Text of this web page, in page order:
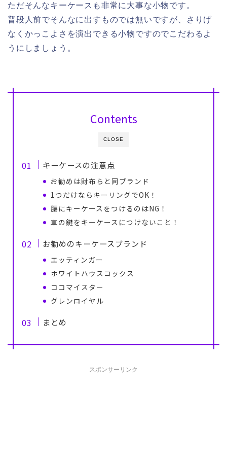
ただそんなキーケースも非常に大事な小物です。
普段人前でそんなに出すものでは無いですが、さりげ
なくかっこよさを演出できる小物ですのでこだわるよ
うにしましょう。
CLOSE
Contents
キーケースの注意点
お勧めは財布らと同ブランド
1つだけならキーリングでOK！
腰にキーケースをつけるのはNG！
車の鍵をキーケースにつけないこと！
お勧めのキーケースブランド
エッティンガー
ホワイトハウスコックス
ココマイスター
グレンロイヤル
まとめ
スポンサーリンク